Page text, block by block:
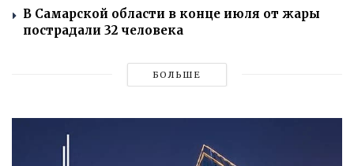
В Самарской области в конце июля от жары
пострадали 32 человека
БОЛЬШЕ